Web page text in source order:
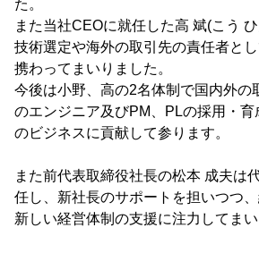
た。
また当社CEOに就任した高 斌(こう
技術選定や海外の取引先の責任者と
携わってまいりました。
今後は小野、高の2名体制で国内外の
のエンジニア及びPM、PLの採用・
のビジネスに貢献して参ります。
また前代表取締役社長の松本 成夫は
任し、新社長のサポートを担いつつ
新しい経営体制の支援に注力してまい